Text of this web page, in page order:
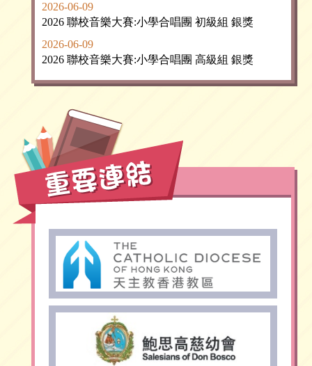
2026-06-09
2026 聯校音樂大賽:小學合唱團 初級組 銀獎
2026-06-09
2026 聯校音樂大賽:小學合唱團 高級組 銀獎